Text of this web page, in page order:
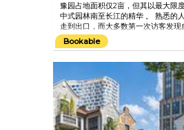
豫园占地面积仅2亩，但其以最大限
中式园林南至长江的精华 。 熟悉的
走到出口，而大多数第一次访客发现
的天堂、鱼塘、山峦、植物、桥梁和
曲折的路径排列。 花园400多年的悠
Bookable